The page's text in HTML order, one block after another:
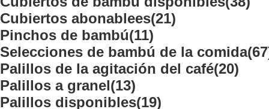
Cubiertos abonablees(21)
Pinchos de bambú(11)
Selecciones de bambú de la comida
Palillos de la agitación del café(20)
Palillos a granel(13)
Palillos disponibles(19)